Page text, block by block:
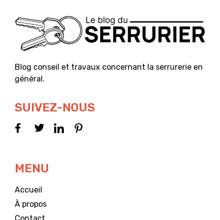
Blog conseil et travaux concernant la serrurerie en
général.
SUIVEZ-NOUS
MENU
Accueil
À propos